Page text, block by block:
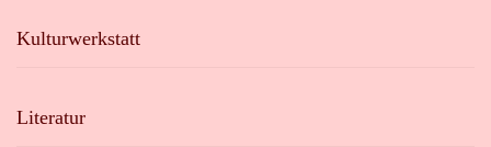
Kulturwerkstatt
Literatur